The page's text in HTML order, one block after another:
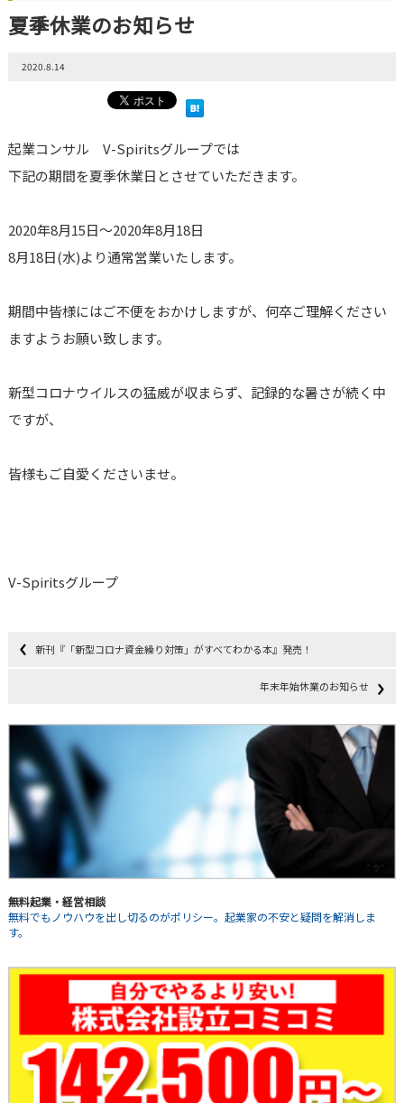
ス
夏季休業のお知らせ
2020.8.14
起業コンサル V-Spiritsグループでは
下記の期間を夏季休業日とさせていただきます。
2020年8月15日～2020年8月18日
8月18日(水)より通常営業いたします。
期間中皆様にはご不便をおかけしますが、何卒ご理解ください
ますようお願い致します。
新型コロナウイルスの猛威が収まらず、記録的な暑さが続く中
ですが、
皆様もご自愛くださいませ。
V-Spiritsグループ
新刊『「新型コロナ資金繰り対策」がすべてわかる本』発売！
年末年始休業のお知らせ
無料起業・経営相談
無料でもノウハウを出し切るのがポリシー。起業家の不安と疑問を解消しま
す。